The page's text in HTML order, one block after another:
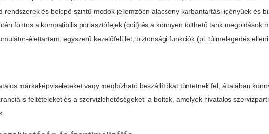
rendszerek és belépő szintű modok jellemzően alacsony karbantartási igényűek és
fontos a kompatibilis porlasztófejek (coil) és a könnyen tölthető tank megoldások
élettartam, egyszerű kezelőfelület, biztonsági funkciók (pl. túlmelegedés
márkaképviseleteket vagy megbízható beszállítókat tüntetnek fel, általában
feltételeket és a szervizlehetőségeket: a boltok, amelyek hivatalos